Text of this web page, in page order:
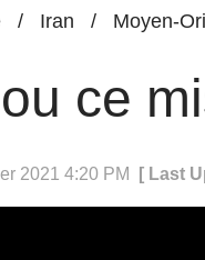
/ Iran / Moyen-
ce
2021 4:20 PM [ Last